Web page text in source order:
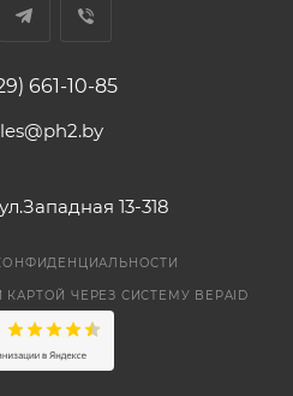
661-10-85
13-318
ЧЕРЕЗ СИСТЕМУ BEPAID